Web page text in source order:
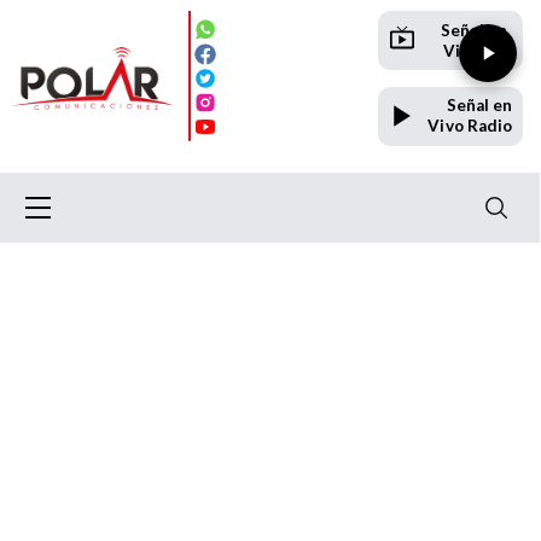
Señal en
Vivo TV
Señal en
Vivo Radio